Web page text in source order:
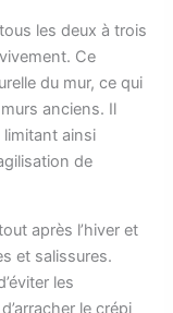
les deux à trois
Ce
du mur, ce qui
anciens. Il
limitant ainsi
de
après l’hiver et
et salissures.
les
le crépi